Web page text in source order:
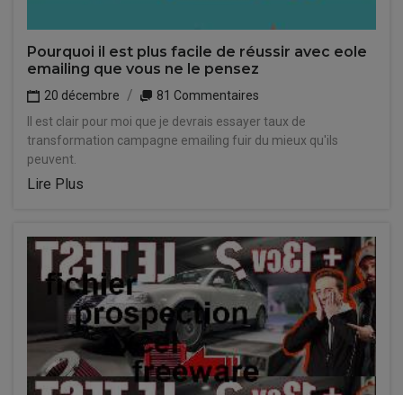
Pourquoi il est plus facile de réussir avec eole
emailing que vous ne le pensez
20 décembre
81 Commentaires
Il est clair pour moi que je devrais essayer taux de
transformation campagne emailing fuir du mieux qu'ils
peuvent.
Lire Plus